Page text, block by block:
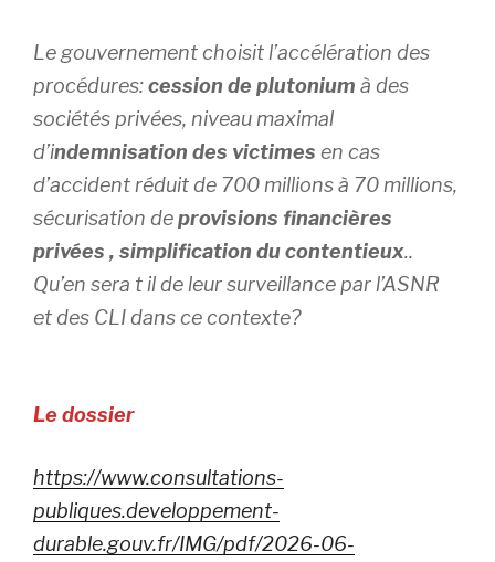
Le gouvernement choisit l’accélération des
procédures:cession de plutonium à des
sociétés privées, niveau maximal
d’indemnisation des victimes en cas
d’accident réduit de 700 millions à 70 millions,
sécurisation deprovisions financières
privées , simplification du contentieux..
Qu’en sera t il de leur surveillance par l’ASNR
et des CLI dans ce contexte?
Le dossier
https://www.consultations-
publiques.developpement-
durable.gouv.fr/IMG/pdf/2026-06-